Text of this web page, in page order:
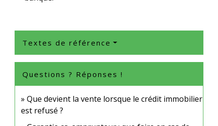
Textes de référence
Questions ? Réponses !
Que devient la vente lorsque le crédit immobilier
est refusé ?